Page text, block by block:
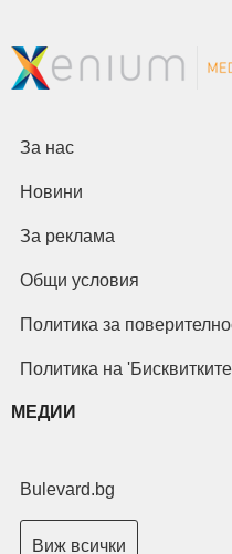
За нас
Новини
За реклама
Общи условия
Политика за
Политика на
МЕДИИ
Bulevard.bg
Виж всички